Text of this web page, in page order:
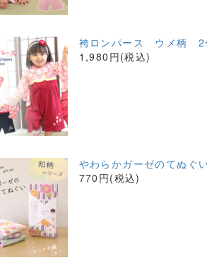
袴ロンパース ウメ柄 2
1,980円(税込)
やわらかガーゼのてぬぐ
770円(税込)